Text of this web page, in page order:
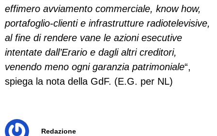
effimero avviamento commerciale, know how,
portafoglio-clienti e infrastrutture radiotelevisive,
al fine di rendere vane le azioni esecutive
intentate dall’Erario e dagli altri creditori,
venendo meno ogni garanzia patrimoniale“,
spiega la nota della GdF. (E.G. per NL)
Redazione